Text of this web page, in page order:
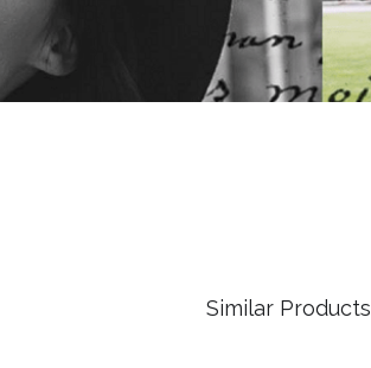
Similar Products